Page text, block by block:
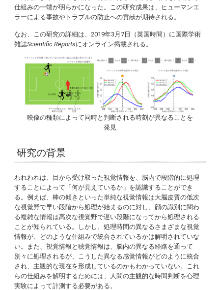
仕組みの一端が明らかになった。この研究成果は、ヒューマンエ
ラーによる事故やトラブルの防止への貢献が期待される。
なお、この研究の詳細は、2019年3月7日（英国時間）に国際学術
雑誌Scientific Reportsにオンライン掲載される。
映像の種類によって同時と判断される時刻が異なることを
発見
研究の背景
われわれは、目から受け取った視覚情報を、脳内で段階的に処理
することによって「何が見えているか」を認識することができ
る。例えば、棒の傾きといった単純な視覚情報は大脳皮質の低次
な視覚野で早い段階から処理が始まるのに対し、顔の識別に関わ
る複雑な情報は高次な視覚野で遅い段階になってから処理される
ことが知られている。しかし、処理時間の異なるさまざまな視覚
情報が、どのような仕組みで統合されているかは解明されていな
い。また、視覚情報と聴覚情報は、脳内の異なる経路を通って
別々に処理されるが、こうした異なる感覚情報がどのように統合
され、主観的な現在を形成しているのかもわかっていない。これ
らの仕組みを解明するためには、人間の主観的な時間判断を心理
実験によって計測する必要がある。